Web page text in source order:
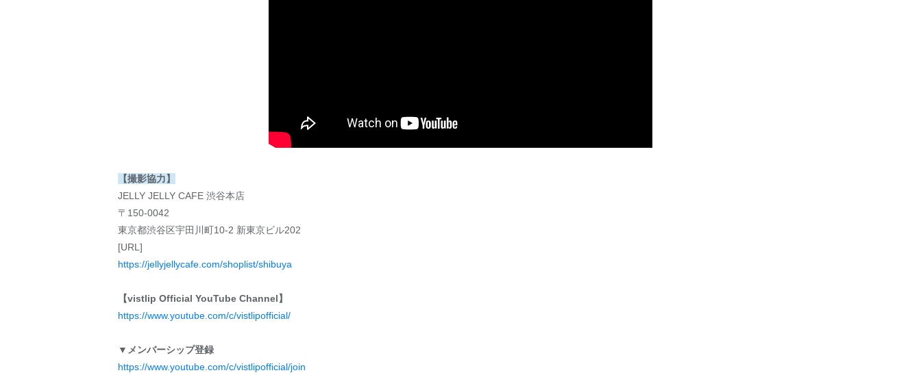
【撮影協力】
JELLY JELLY CAFE 渋谷本店
〒150-0042
東京都渋谷区宇田川町10-2 新東京ビル202
[URL]
https://jellyjellycafe.com/shoplist/shibuya
【vistlip Official YouTube Channel】
https://www.youtube.com/c/vistlipofficial/
▼メンバーシップ登録
https://www.youtube.com/c/vistlipofficial/join